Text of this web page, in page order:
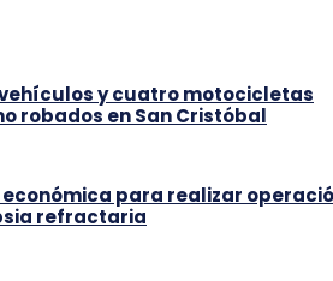
y cuatro motocicletas
robados en San Cristóbal
para realizar
refractaria